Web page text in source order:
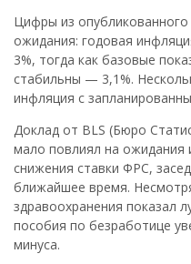
Цифры из опубликованного
ожидания: годовая
3%, тогда как базовые
стабильны — 3,1%.
инфляция с
Доклад от BLS (Бюро
мало повлиял на ожидания
снижения ставки ФРС,
ближайшее время.
здравоохранения показал
пособия по безработице
минуса.